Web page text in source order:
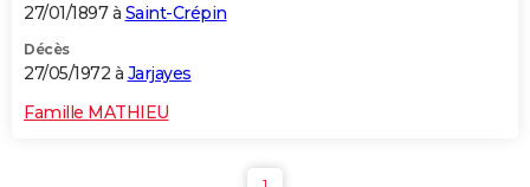
27/01/1897 à Saint-Crépin
Décès
27/05/1972 à Jarjayes
Famille MATHIEU